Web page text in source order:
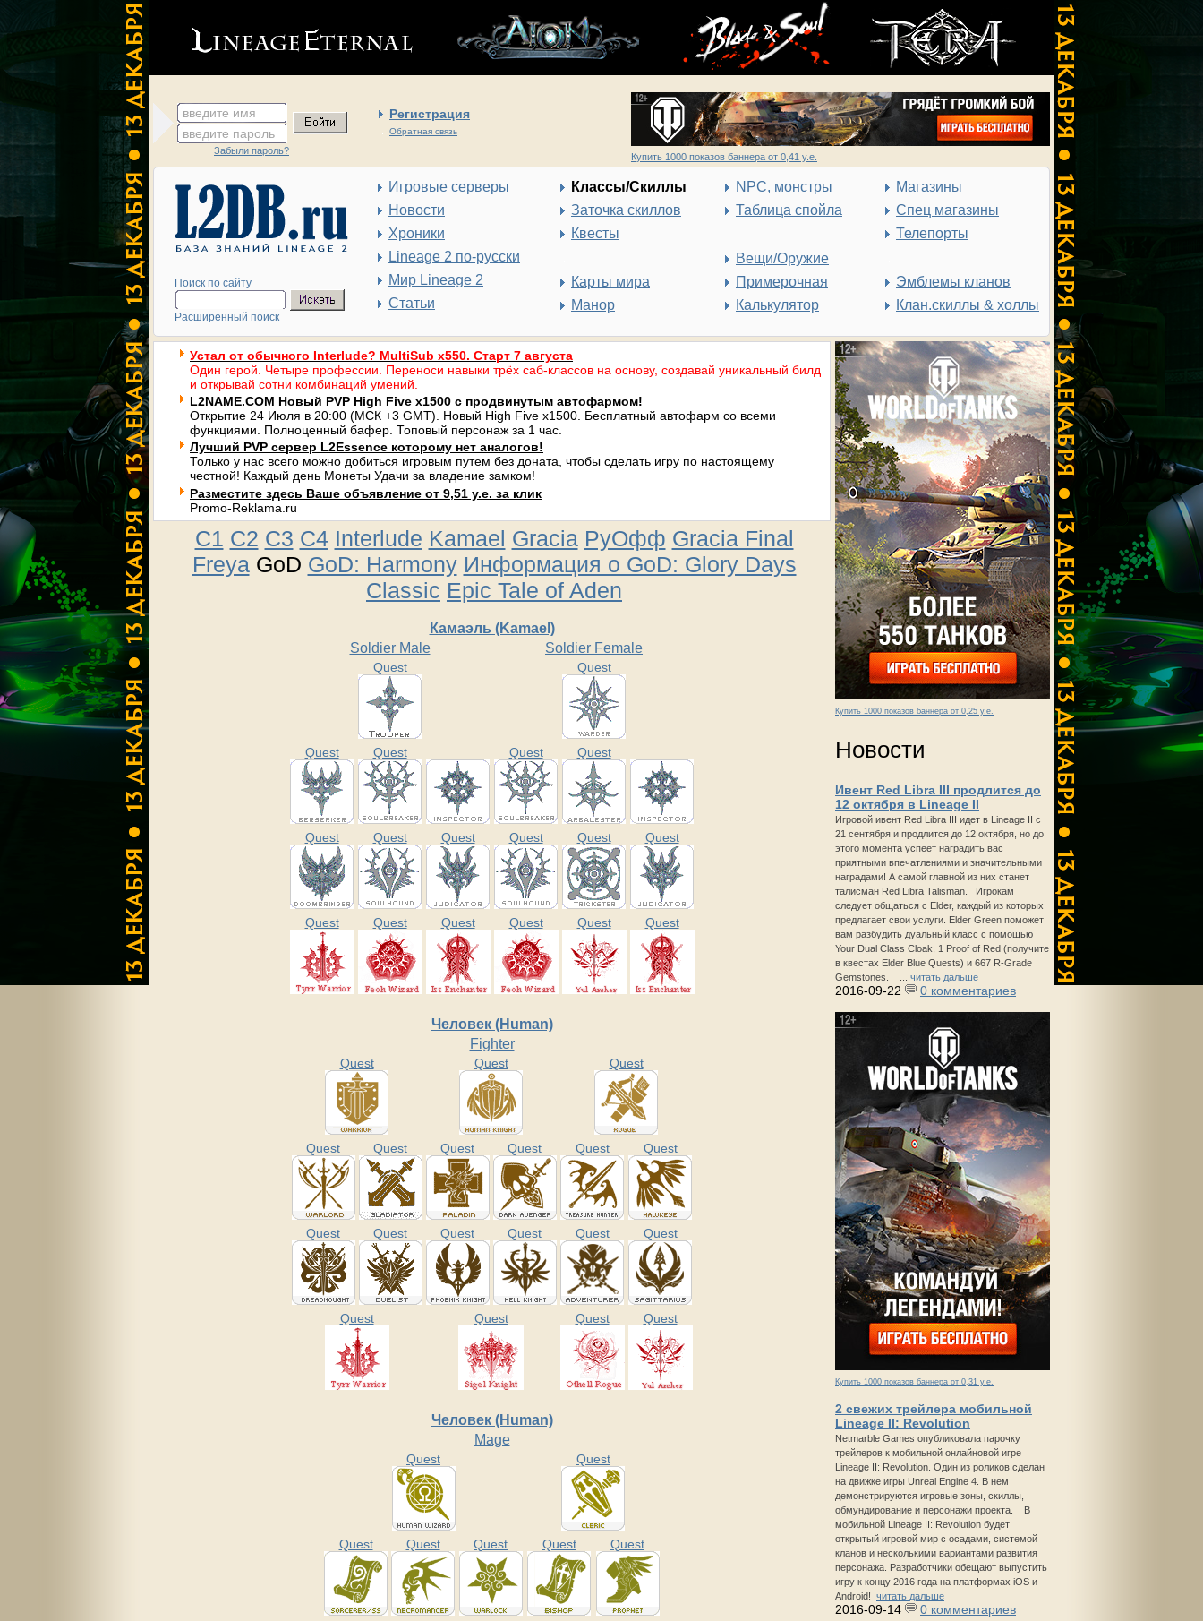
введите имя Регистрация
Обратная связь
введите пароль
Забыли пароль?
Купить 1000 показов баннера от 0,41 у.е.
Поиск по сайту
Расширенный поиск
Игровые серверы
Новости
Хроники
Lineage 2 по-русски
Мир Lineage 2
Статьи
Классы/Скиллы
Заточка скиллов
Квесты
Карты мира
Манор
NPC, монстры
Таблица спойла
Вещи/Оружие
Примерочная
Калькулятор
Магазины
Спец магазины
Телепорты
Эмблемы кланов
Клан.скиллы & холлы
Купить 1000 показов баннера от 0,25 у.е.
Новости
Ивент Red Libra III продлится до
12 октября в Lineage II
Игровой ивент Red Libra III идет в Lineage II с
21 сентября и продлится до 12 октября, но до
этого момента успеет наградить вас
приятными впечатлениями и значительными
наградами! А самой главной из них станет
талисман Red Libra Talisman. Игрокам
следует общаться с Elder, каждый из которых
предлагает свои услуги. Elder Green поможет
вам разбудить дуальный класс с помощью
Your Dual Class Cloak, 1 Proof of Red (получите
в квестах Elder Blue Quests) и 667 R-Grade
Gemstones. ... читать дальше
2016-09-22 0 комментариев
Купить 1000 показов баннера от 0,31 у.е.
2 свежих трейлера мобильной
Lineage II: Revolution
Netmarble Games опубликовала парочку
трейлеров к мобильной онлайновой игре
Lineage II: Revolution. Один из роликов сделан
на движке игры Unreal Engine 4. В нем
демонстрируются игровые зоны, скиллы,
обмундирование и персонажи проекта. В
мобильной Lineage II: Revolution будет
открытый игровой мир с осадами, системой
кланов и несколькими вариантами развития
персонажа. Разработчики обещают выпустить
игру к концу 2016 года на платформах iOS и
Android! читать дальше
2016-09-14 0 комментариев
Устал от обычного Interlude? MultiSub x550. Старт 7 августа
Один герой. Четыре профессии. Переноси навыки трёх саб-классов на основу, создавай уникальный билд
и открывай сотни комбинаций умений.
L2NAME.COM Новый PVP High Five x1500 с продвинутым автофармом!
Открытие 24 Июля в 20:00 (МСК +3 GMT). Новый High Five x1500. Бесплатный автофарм со всеми
функциями. Полноценный бафер. Топовый персонаж за 1 час.
Лучший PVP сервер L2Essence которому нет аналогов!
Только у нас всего можно добиться игровым путем без доната, чтобы сделать игру по настоящему
честной! Каждый день Монеты Удачи за владение замком!
Разместите здесь Ваше объявление от 9,51 у.е. за клик
Promo-Reklama.ru
C1 C2 C3 C4 Interlude Kamael Gracia РуОфф Gracia Final
FreyaGoD GoD: Harmony Информация о GoD: Glory Days
Classic Epic Tale of Aden
Камаэль (Kamael)
Soldier Male
Soldier Female
Quest Quest
Quest Quest Quest Quest
Quest Quest Quest Quest Quest Quest
Quest Quest Quest Quest Quest Quest
Человек (Human)
Fighter
Quest Quest Quest
Quest Quest Quest Quest Quest Quest
Quest Quest Quest Quest Quest Quest
Quest Quest Quest Quest
Человек (Human)
Mage
Quest Quest
Quest Quest Quest Quest Quest